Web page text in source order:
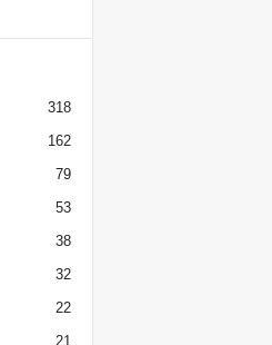
318
162
79
53
38
32
22
21